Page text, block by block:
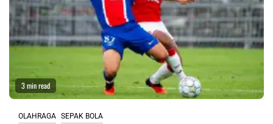
3 min read
OLAHRAGA SEPAK BOLA